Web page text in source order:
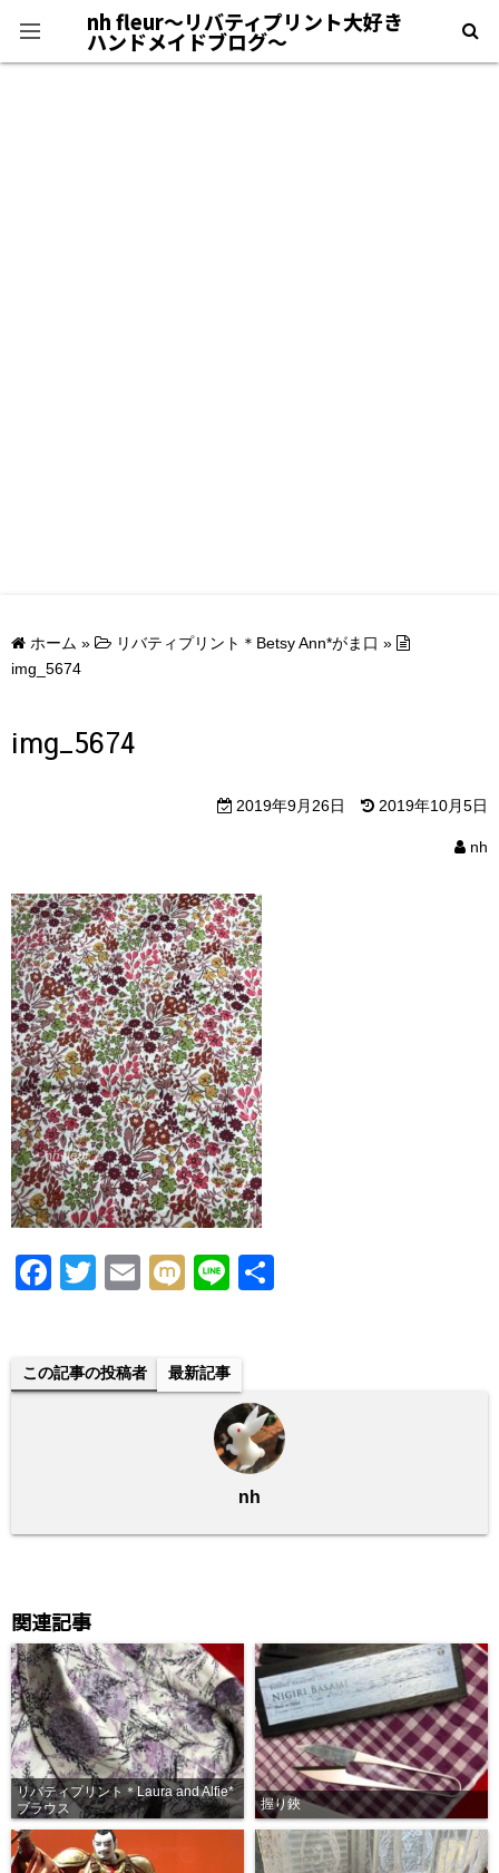
nh fleur〜リバティプリント大好き
ハンドメイドブログ〜
ホーム » リバティプリント＊Betsy Ann*がま口 »
img_5674
img_5674
2019年9月26日 2019年10月5日
nh
F
e
T
er
E
M
Li
この記事の投稿者 最新記事
nh
関連記事
リバティプリント＊Laura and Alfie*
ブラウス
握り鋏